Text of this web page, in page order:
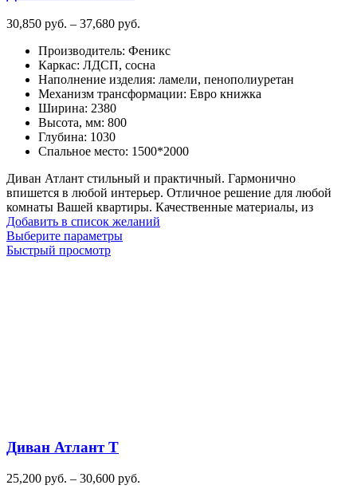
30,850 руб. – 37,680 руб.
30,850
руб.
–
37,680
Производитель: Феникс
Каркас: ЛДСП, сосна
Наполнение изделия: ламели, пенополиуретан
Механизм трансформации: Евро книжка
Ширина: 2380
Высота, мм: 800
Глубина: 1030
Спальное место: 1500*2000
Диван Атлант стильный и практичный. Гармонично
впишется в любой интерьер. Отличное решение для любой
комнаты Вашей квартиры. Качественные материалы, из
Добавить в список желаний
Выберите параметрыЭтот
Быстрый просмотр
Диван Атлант Т
25,200 руб. – 30,600 руб.